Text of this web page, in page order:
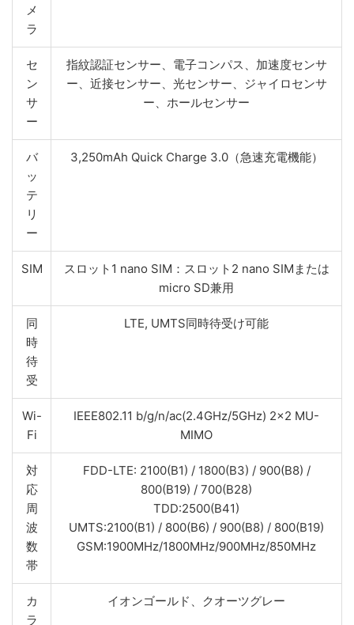
メ
ラ
セ
ン
サ
ー
指紋認証センサー、電子コンパス、加速度センサ
ー、近接センサー、光センサー、ジャイロセンサ
ー、ホールセンサー
バ
ッ
テ
リ
ー
3,250mAh Quick Charge 3.0（急速充電機能）
SIM
スロット1 nano SIM：スロット2 nano SIMまたは
micro SD兼用
同
時
待
受
LTE, UMTS同時待受け可能
Wi-
Fi
IEEE802.11 b/g/n/ac(2.4GHz/5GHz) 2x2 MU-
MIMO
対
応
周
波
数
帯
FDD-LTE: 2100(B1) / 1800(B3) / 900(B8) /
800(B19) / 700(B28)
TDD:2500(B41)
UMTS:2100(B1) / 800(B6) / 900(B8) / 800(B19)
GSM:1900MHz/1800MHz/900MHz/850MHz
カ
ラ
イオンゴールド、クオーツグレー